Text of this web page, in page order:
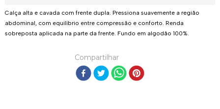
Calça alta e cavada com frente dupla. Pressiona suavemente a região
abdominal, com equilíbrio entre compressão e conforto. Renda
sobreposta aplicada na parte da frente. Fundo em algodão 100%.
Compartilhar